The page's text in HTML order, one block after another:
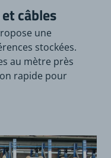
câbles
une
stockées.
au mètre près
rapide pour